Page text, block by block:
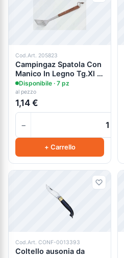
Cod.Art. 205823
Campingaz Spatola Con
Manico In Legno Tg.Xl In
Acciaio Inossidabile
Disponibile · 7 pz
al pezzo
1,14 €
−
+ Carrello
Cod.Art. CONF-0013393
Coltello ausonia da